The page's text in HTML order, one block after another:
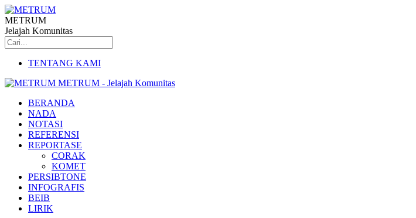
METRUM
Jelajah Komunitas
TENTANG KAMI
METRUM - Jelajah Komunitas
BERANDA
NADA
NOTASI
REFERENSI
REPORTASE
CORAK
KOMET
PERSIBTONE
INFOGRAFIS
BEIB
LIRIK